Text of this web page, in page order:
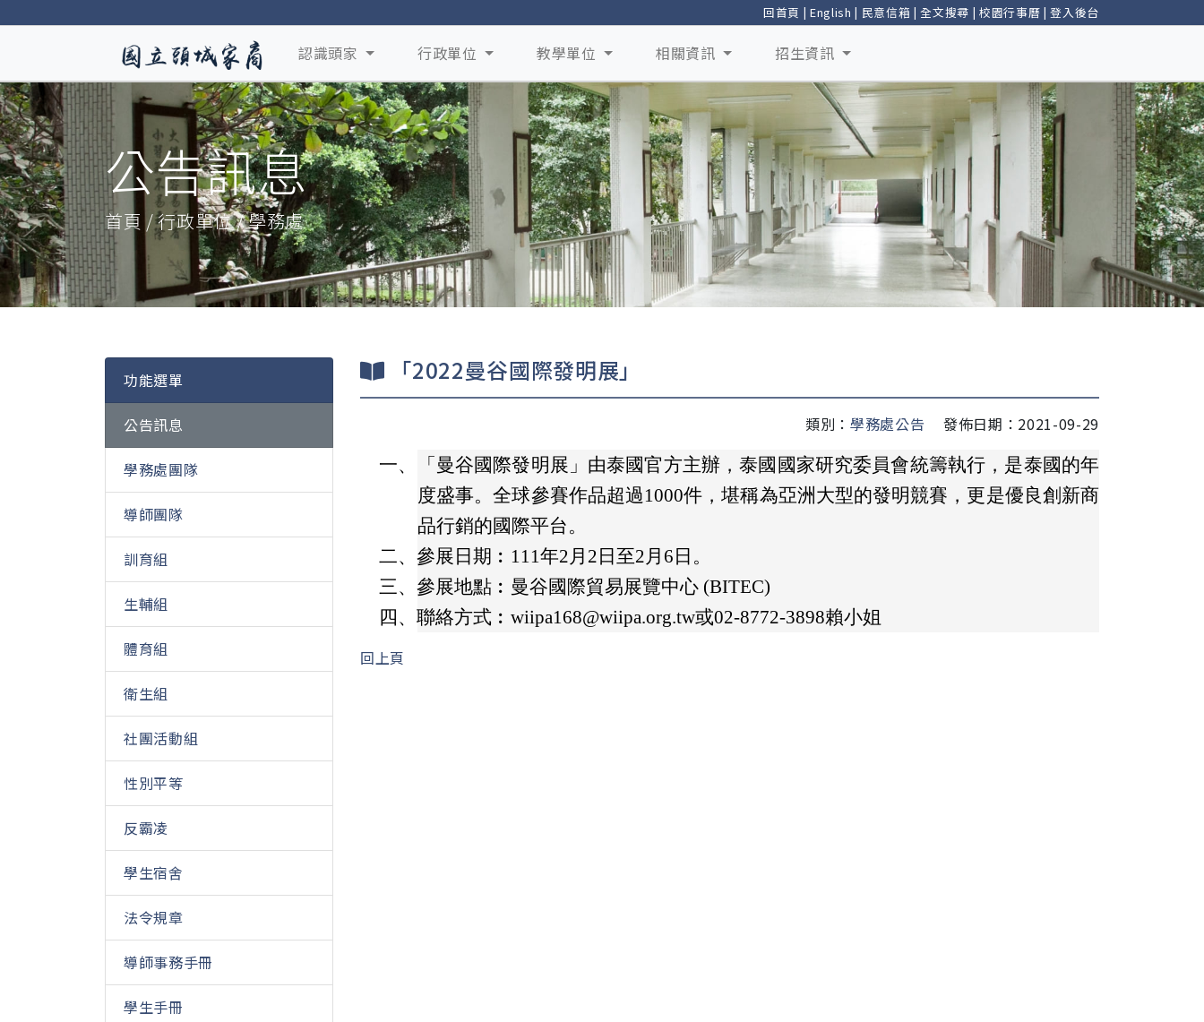
回首頁 | English | 民意信箱 |全文搜尋 | 校園行事曆 |登入後台
認識頭家 行政單位 教學單位 相關資訊 招生資訊
公告訊息
首頁 / 行政單位 / 學務處
功能選單
公告訊息
學務處團隊
導師團隊
訓育組
生輔組
體育組
衛生組
社團活動組
性別平等
反霸凌
學生宿舍
法令規章
導師事務手冊
學生手冊
「2022曼谷國際發明展」
類別： 學務處公告
發佈日期：2021-09-29
一、
「曼谷國際發明展」由泰國官方主辦，泰國國家研究委員會統籌執行，是泰國的年
度盛事。全球參賽作品超過1000件，堪稱為亞洲大型的發明競賽，更是優良創新商
品行銷的國際平台。
二、參展日期︰111年2月2日至2月6日。
三、參展地點︰曼谷國際貿易展覽中心 (BITEC)
四、聯絡方式︰wiipa168@wiipa.org.tw或02-8772-3898賴小姐
回上頁